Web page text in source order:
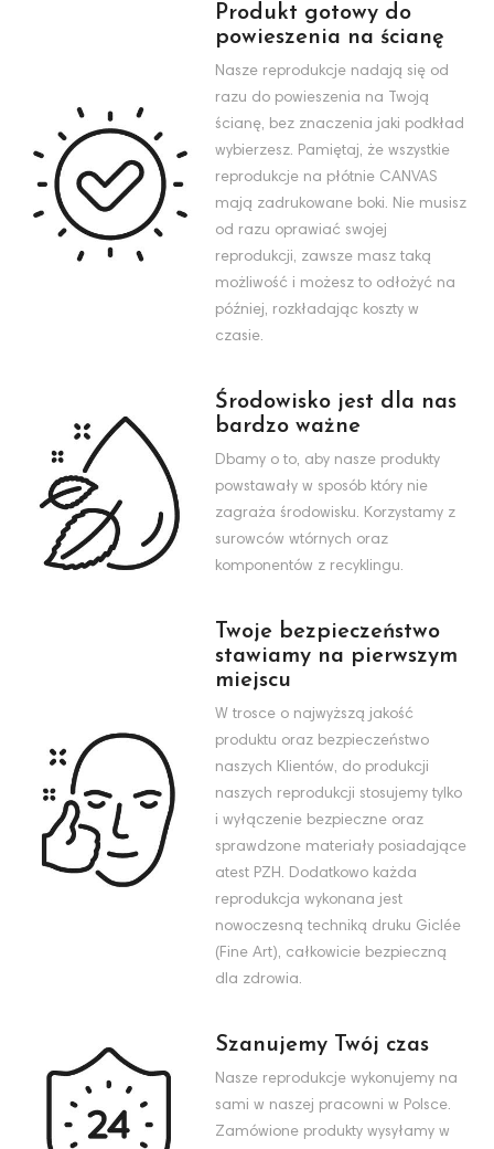
Produkt gotowy do
powieszenia na ścianę
Nasze reprodukcje nadają się od
razu do powieszenia na Twoją
ścianę, bez znaczenia jaki podkład
wybierzesz. Pamiętaj, że wszystkie
reprodukcje na płótnie CANVAS
mają zadrukowane boki. Nie musisz
od razu oprawiać swojej
reprodukcji, zawsze masz taką
możliwość i możesz to odłożyć na
później, rozkładając koszty w
czasie.
Środowisko jest dla nas
bardzo ważne
Dbamy o to, aby nasze produkty
powstawały w sposób który nie
zagraża środowisku. Korzystamy z
surowców wtórnych oraz
komponentów z recyklingu.
Twoje bezpieczeństwo
stawiamy na pierwszym
miejscu
W trosce o najwyższą jakość
produktu oraz bezpieczeństwo
naszych Klientów, do produkcji
naszych reprodukcji stosujemy tylko
i wyłączenie bezpieczne oraz
sprawdzone materiały posiadające
atest PZH. Dodatkowo każda
reprodukcja wykonana jest
nowoczesną techniką druku Giclée
(Fine Art), całkowicie bezpieczną
dla zdrowia.
Szanujemy Twój czas
Nasze reprodukcje wykonujemy na
sami w naszej pracowni w Polsce.
Zamówione produkty wysyłamy w